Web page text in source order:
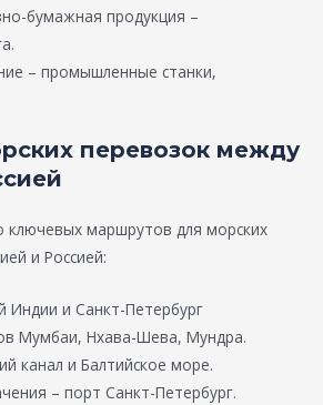
бумажная продукция –
– промышленные станки,
перевозок между
ключевых маршрутов для морских
и Россией:
Индии и Санкт-Петербург
Мумбаи, Нхава-Шева, Мундра.
канал и Балтийское море.
– порт Санкт-Петербург.